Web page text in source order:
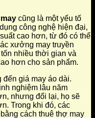
cũng là một yếu tố
công nghệ hiện đại,
cao hơn, từ đó có thể
xưởng may truyền
nhiều thời gian và
hơn cho sản phẩm.
giá may áo dài.
nghiệm lâu năm
nhưng đổi lại, họ sẽ
Trong khi đó, các
cách thuê thợ may